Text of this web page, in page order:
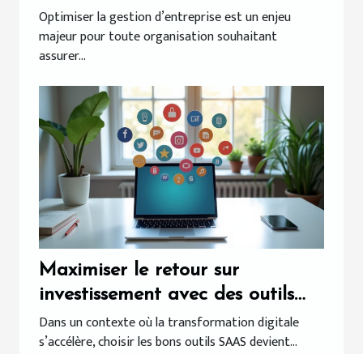
?
Optimiser la gestion d’entreprise est un enjeu
majeur pour toute organisation souhaitant
assurer...
Maximiser le retour sur
investissement avec des outils
SAAS adaptés
Dans un contexte où la transformation digitale
s’accélère, choisir les bons outils SAAS devient...